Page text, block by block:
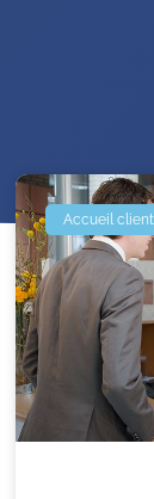
Accueil client